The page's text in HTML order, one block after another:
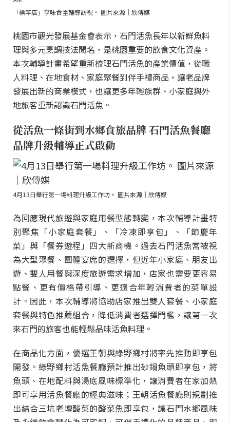
「標竿店」亨味食堂輔導訪視。 圖片來源｜欣傳媒
桃園市觀光發展基金會表示，石門活魚長年以新鮮魚料
理與多元烹調技法聞名，是桃園重要的飲食文化資產。
本次輔導計畫希望重新梳理石門活魚的產業價值，從職
人料理、在地食材、家庭聚餐到伴手禮商品，讓老品牌
發展出新的商業模式，也讓更多年輕族群、小家庭與外
地旅客重新認識石門活魚。
從活魚一條街到水鄉食旅品牌 石門活魚餐廳
品牌升級輔導正式啟動
4月13日舉行第一場料理升級工作坊。 圖片來源｜欣傳媒
為回應現代旅遊與家庭用餐型態轉變，本次輔導計畫特
別聚焦「小家庭套餐」、「冷凍即享包」、「節慶年
菜」與「餐券遊程」四大新商機。過去石門活魚常被視
為大型聚餐、團體宴席的選擇，但近年小家庭、朋友出
遊、雙人用餐與深度旅遊需求增加，店家也需要更容易
點餐、更有價格帶引導、更適合年輕消費者的菜單設
計。因此，本次輔導將協助店家推出雙人套餐、小家庭
套餐與特色推薦組合，降低消費者選擇門檻，讓第一次
來石門的旅客也能輕鬆品味活魚料理。
在商品化方面，優選王朝與綠野鄉村將率先推動即享包
開發。綠野鄉村活魚餐廳預計推出砂鍋魚頭即享包，將
魚頭、在地配料與湯底風味標準化，讓消費者在家加熱
即可享用活魚餐廳的經典滋味；王朝活魚餐廳則規劃推
出結合三坑老壇酸菜的酸菜魚即享包，讓石門水鄉風味